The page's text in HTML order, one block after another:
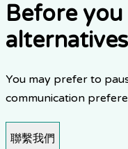
Before
alternatives
You may prefer to
communication
聯繫我們